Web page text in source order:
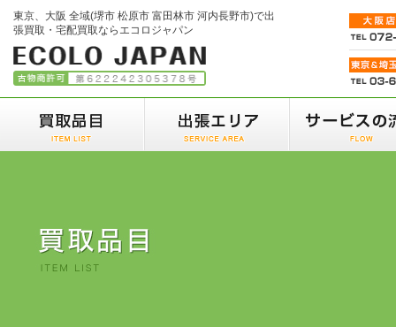
東京、大阪 全域(堺市 松原市 富田林市 河内長野市)で出
張買取・宅配買取ならエコロジャパン